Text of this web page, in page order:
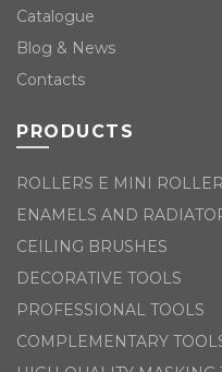
Catalogue
Blog & News
Contacts
PRODUCTS
ROLLERS E MINI
ENAMELS AND
CEILING BRUSHES
DECORATIVE TOOLS
PROFESSIONAL TOOLS
COMPLEMENTARY